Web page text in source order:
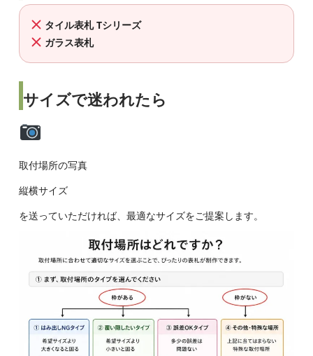
タイル表札 Tシリーズ
ガラス表札
サイズで迷われたら
取付場所の写真
縦横サイズ
を送っていただければ、最適なサイズをご提案します。